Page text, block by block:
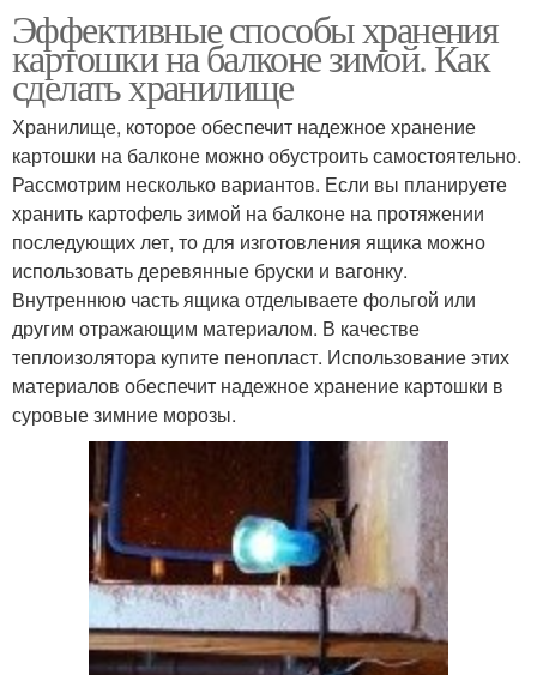
Эффективные способы хранения
картошки на балконе зимой. Как
сделать хранилище
Хранилище, которое обеспечит надежное хранение
картошки на балконе можно обустроить самостоятельно.
Рассмотрим несколько вариантов. Если вы планируете
хранить картофель зимой на балконе на протяжении
последующих лет, то для изготовления ящика можно
использовать деревянные бруски и вагонку.
Внутреннюю часть ящика отделываете фольгой или
другим отражающим материалом. В качестве
теплоизолятора купите пенопласт. Использование этих
материалов обеспечит надежное хранение картошки в
суровые зимние морозы.